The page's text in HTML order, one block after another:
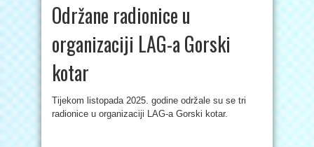
Održane radionice u
organizaciji LAG-a Gorski
kotar
Tijekom listopada 2025. godine održale su se tri
radionice u organizaciji LAG-a Gorski kotar.